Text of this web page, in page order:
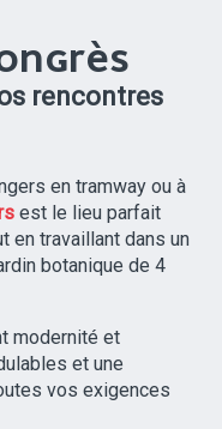
rencontres
en tramway ou à
est le lieu parfait
en travaillant dans un
botanique de 4
modernité et
et une
vos exigences